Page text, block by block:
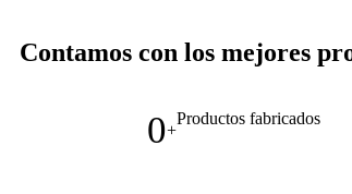
Contamos con los mejores
0+
Productos fabricados